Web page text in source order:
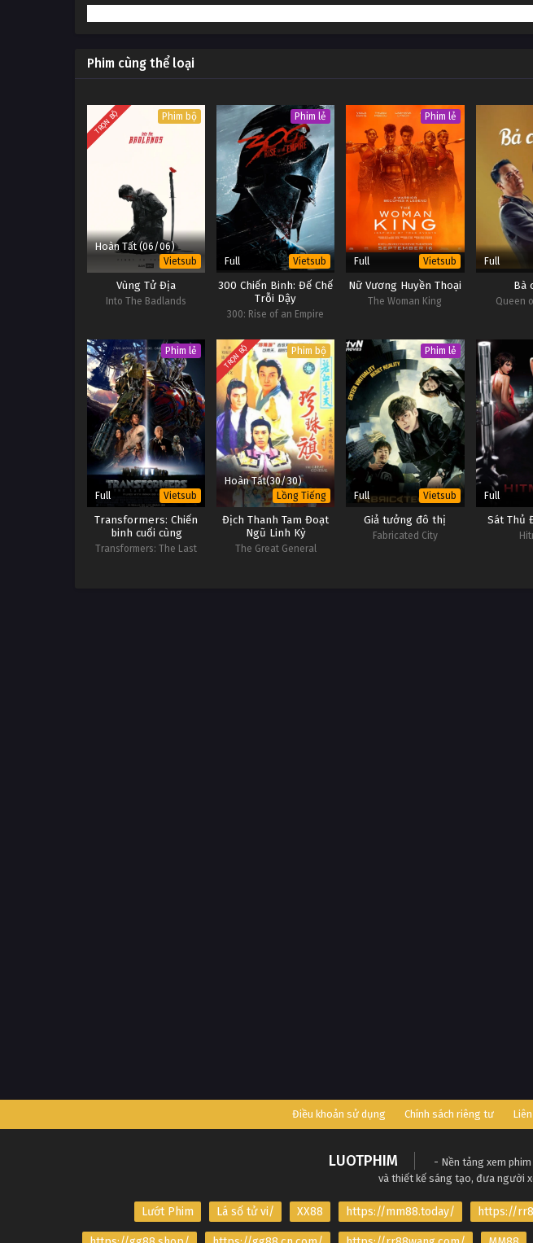
Phim cùng thể loại
TRỌN BỘ Phim bộ
Hoàn Tất (06/06)
Vietsub
Vùng Tử Địa
Into The Badlands
Phim lẻ
Full Vietsub
300 Chiến Binh: Đế Chế
Trỗi Dậy
300: Rise of an Empire
Phim lẻ
Full Vietsub
Nữ Vương Huyền Thoại
The Woman King
Full
Bà
Queen
Phim lẻ
Full Vietsub
Transformers: Chiến
binh cuối cùng
Transformers: The Last
TRỌN BỘ Phim bộ
Hoàn Tất(30/30)
Lồng Tiếng
Địch Thanh Tam Đoạt
Ngũ Linh Kỳ
The Great General
Phim lẻ
Full Vietsub
Giả tưởng đô thị
Fabricated City
Full
Sát Thủ
Điều khoản sử dụng Chính sách riêng tư
LUOTPHIM
- Nền tảng xem
và thiết kế sáng tạo, đưa người
Lướt Phim Lá số tử vi/ XX88 https://mm88.today/ https://